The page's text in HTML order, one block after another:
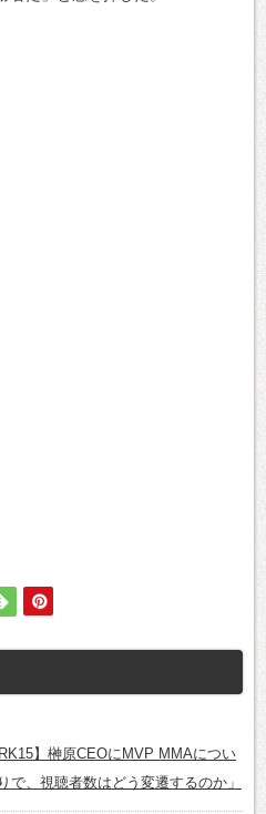
】榊原CEOにMVP MMAについ
で、視聴者数はどう変遷するのか」